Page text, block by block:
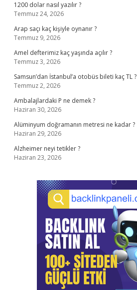
1200 dolar nasıl yazılır ?
Temmuz 24, 2026
Arap saçı kaç kişiyle oynanır ?
Temmuz 9, 2026
Amel defterimiz kaç yaşında açılır ?
Temmuz 3, 2026
Samsun’dan İstanbul’a otobüs bileti kaç TL ?
Temmuz 2, 2026
Ambalajlardaki P ne demek ?
Haziran 30, 2026
Alüminyum doğramanın metresi ne kadar ?
Haziran 29, 2026
Alzheimer neyi tetikler ?
Haziran 23, 2026